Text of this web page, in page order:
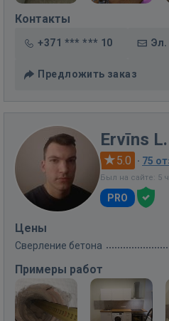
Контакты
+371 *** *** 10 Эл.
Предложить заказ
Ervīns L.
5.0 · 75
Был на сайте: 5
PRO
Цены
Сверление бетона
Примеры работ